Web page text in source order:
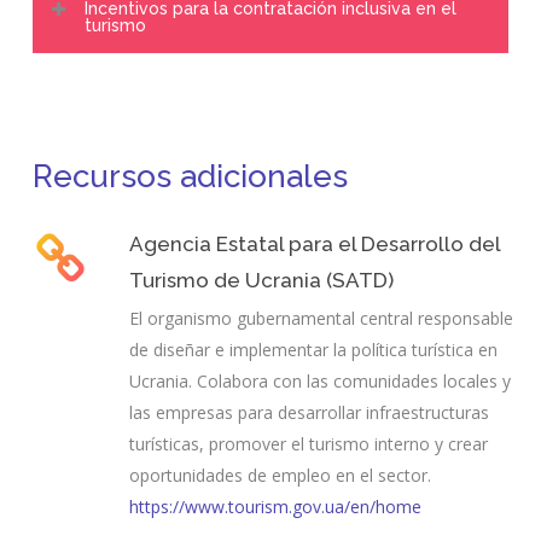
integración de refugiados y migrantes en la mano de
obra del sector turístico.
asistencia para la puesta en marcha, tutoría empresarial
y acceso a herramientas de financiación. Esto fomenta
Incentivos para la contratación inclusiva en el
turismo
empresas que invierten activamente en la creación de
sector turístico.
Recursos adicionales
Agencia Estatal para el Desarrollo del
Turismo de Ucrania (SATD)
El organismo gubernamental central responsable
de diseñar e implementar la política turística en
Ucrania. Colabora con las comunidades locales y
las empresas para desarrollar infraestructuras
turísticas, promover el turismo interno y crear
oportunidades de empleo en el sector.
https://www.tourism.gov.ua/en/home